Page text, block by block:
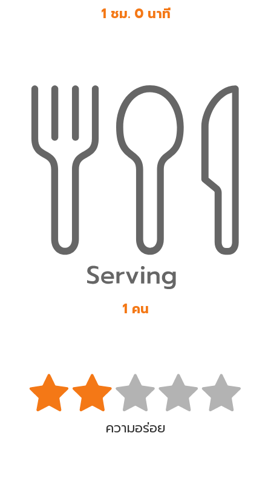
1 ชม. 0 นาที
1 คน
ความอร่อย